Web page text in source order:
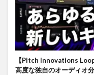
【Pitch Innovations
高度な独自のオーディオ